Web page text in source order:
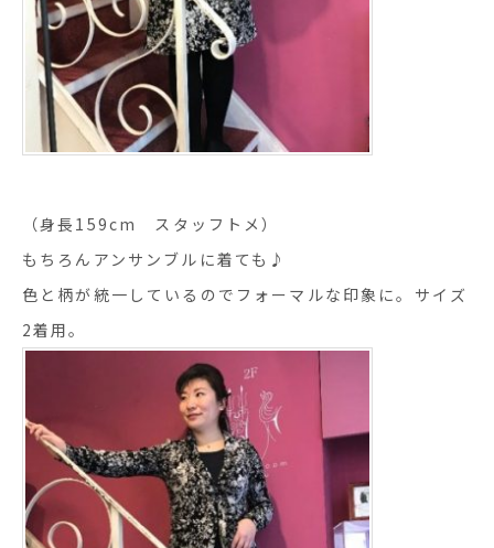
（身長159cm スタッフトメ）
もちろんアンサンブルに着ても♪
色と柄が統一しているのでフォーマルな印象に。サイズ
2着用。